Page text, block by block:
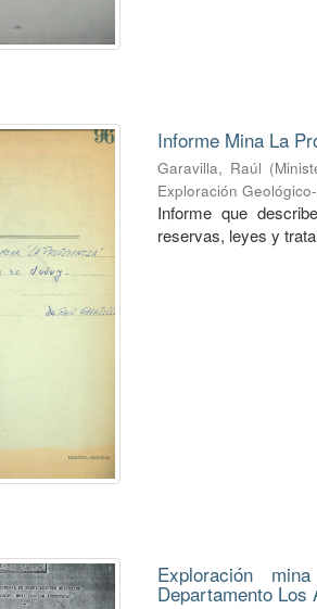
Informe Mina La
Garavilla, Raúl (
Exploración
Informe que
reservas, leyes y
Exploración
Departamento Los